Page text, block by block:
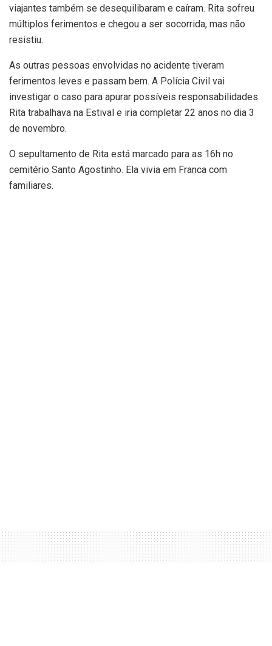
viajantes também se desequilibaram e caíram. Rita sofreu
múltiplos ferimentos e chegou a ser socorrida, mas não
resistiu.
As outras pessoas envolvidas no acidente tiveram
ferimentos leves e passam bem. A Polícia Civil vai
investigar o caso para apurar possíveis responsabilidades.
Rita trabalhava na Estival e iria completar 22 anos no dia 3
de novembro.
O sepultamento de Rita está marcado para as 16h no
cemitério Santo Agostinho. Ela vivia em Franca com
familiares.